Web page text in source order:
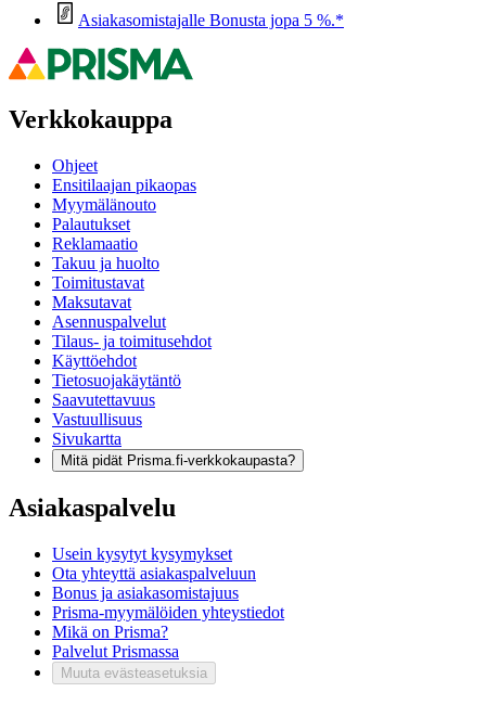
Asiakasomistajalle Bonusta jopa 5 %.*
Verkkokauppa
Ohjeet
Ensitilaajan pikaopas
Myymälänouto
Palautukset
Reklamaatio
Takuu ja huolto
Toimitustavat
Maksutavat
Asennuspalvelut
Tilaus- ja toimitusehdot
Käyttöehdot
Tietosuojakäytäntö
Saavutettavuus
Vastuullisuus
Sivukartta
Mitä pidät Prisma.fi-verkkokaupasta?
Asiakaspalvelu
Usein kysytyt kysymykset
Ota yhteyttä asiakaspalveluun
Bonus ja asiakasomistajuus
Prisma-myymälöiden yhteystiedot
Mikä on Prisma?
Palvelut Prismassa
Muuta evästeasetuksia